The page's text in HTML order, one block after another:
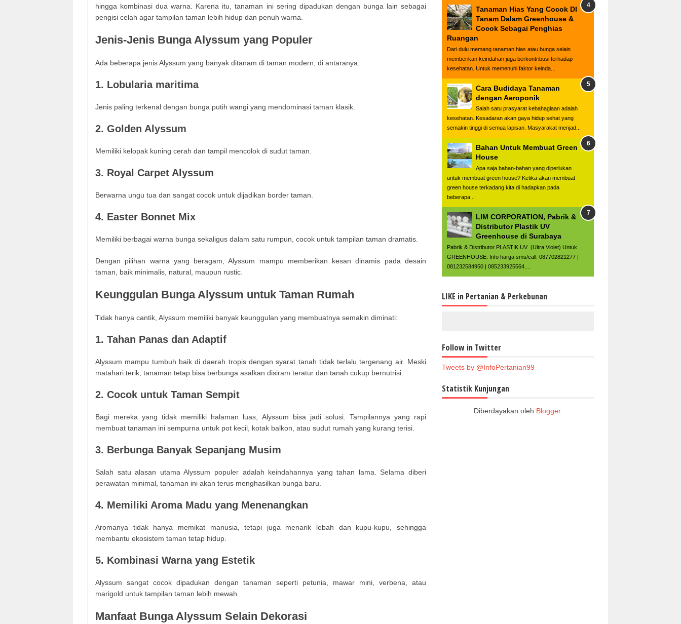
hingga kombinasi dua warna. Karena itu, tanaman ini sering dipadukan dengan bunga lain sebagai
pengisi celah agar tampilan taman lebih hidup dan penuh warna.
Jenis-Jenis Bunga Alyssum yang Populer
Ada beberapa jenis Alyssum yang banyak ditanam di taman modern, di antaranya:
1. Lobularia maritima
Jenis paling terkenal dengan bunga putih wangi yang mendominasi taman klasik.
2. Golden Alyssum
Memiliki kelopak kuning cerah dan tampil mencolok di sudut taman.
3. Royal Carpet Alyssum
Berwarna ungu tua dan sangat cocok untuk dijadikan border taman.
4. Easter Bonnet Mix
Memiliki berbagai warna bunga sekaligus dalam satu rumpun, cocok untuk tampilan taman dramatis.
Dengan pilihan warna yang beragam, Alyssum mampu memberikan kesan dinamis pada desain
taman, baik minimalis, natural, maupun rustic.
Keunggulan Bunga Alyssum untuk Taman Rumah
Tidak hanya cantik, Alyssum memiliki banyak keunggulan yang membuatnya semakin diminati:
1. Tahan Panas dan Adaptif
Alyssum mampu tumbuh baik di daerah tropis dengan syarat tanah tidak terlalu tergenang air. Meski
matahari terik, tanaman tetap bisa berbunga asalkan disiram teratur dan tanah cukup bernutrisi.
2. Cocok untuk Taman Sempit
Bagi mereka yang tidak memiliki halaman luas, Alyssum bisa jadi solusi. Tampilannya yang rapi
membuat tanaman ini sempurna untuk pot kecil, kotak balkon, atau sudut rumah yang kurang terisi.
3. Berbunga Banyak Sepanjang Musim
Salah satu alasan utama Alyssum populer adalah keindahannya yang tahan lama. Selama diberi
perawatan minimal, tanaman ini akan terus menghasilkan bunga baru.
4. Memiliki Aroma Madu yang Menenangkan
Aromanya tidak hanya memikat manusia, tetapi juga menarik lebah dan kupu-kupu, sehingga
membantu ekosistem taman tetap hidup.
5. Kombinasi Warna yang Estetik
Alyssum sangat cocok dipadukan dengan tanaman seperti petunia, mawar mini, verbena, atau
marigold untuk tampilan taman lebih mewah.
Manfaat Bunga Alyssum Selain Dekorasi
Tanaman Hias Yang Cocok DI
Tanam Dalam Greenhouse &
Cocok Sebagai Penghias
Ruangan
Dari dulu memang tanaman hias atau bunga selain
memberikan keindahan juga berkontribusi terhadap
kesehatan. Untuk memenuhi faktor keinda...
Cara Budidaya Tanaman
dengan Aeroponik
Salah satu prasyarat kebahagiaan adalah
kesehatan. Kesadaran akan gaya hidup sehat yang
semakin tinggi di semua lapisan. Masyarakat menjad...
Bahan Untuk Membuat Green
House
Apa saja bahan-bahan yang diperlukan
untuk membuat green house? Ketika akan membuat
green house terkadang kita di hadapkan pada
beberapa...
LIM CORPORATION, Pabrik &
Distributor Plastik UV
Greenhouse di Surabaya
Pabrik & Distributor PLASTIK UV (Ultra Violet) Untuk
GREENHOUSE. Info harga sms/call: 087702821277 |
081232584950 | 085233925564....
LIKE in Pertanian & Perkebunan
Follow in Twitter
Tweets by @InfoPertanian99
Statistik Kunjungan
Diberdayakan oleh Blogger.